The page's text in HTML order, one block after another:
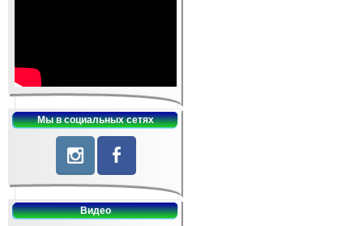
Мы в социальных сетях
Видео